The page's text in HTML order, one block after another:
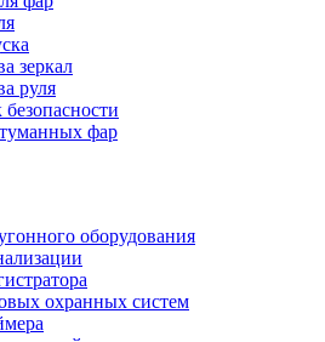
зеркал
руля
фар
оборудования
охранных систем